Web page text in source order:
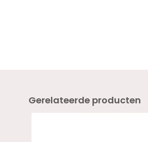
Gerelateerde producten